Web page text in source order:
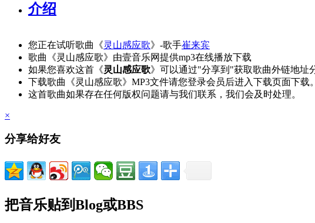
介绍
您正在试听歌曲《灵山感应歌》-歌手崔来宾
歌曲《灵山感应歌》由壹音乐网提供mp3在线播放下载
如果您喜欢这首《灵山感应歌》可以通过"分享到"获取歌曲外链地址
下载歌曲《灵山感应歌》MP3文件请您登录会员后进入下载页面下载。
这首歌曲如果存在任何版权问题请与我们联系，我们会及时处理。
×
分享给好友
把音乐贴到Blog或BBS